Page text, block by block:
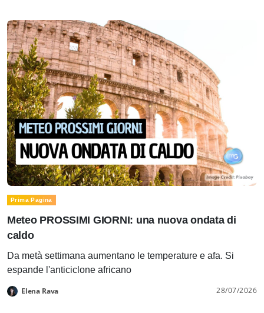
Prima Pagina
Meteo PROSSIMI GIORNI: una nuova ondata di
caldo
Da metà settimana aumentano le temperature e afa. Si
espande l'anticiclone africano
Elena Rava 28/07/2026